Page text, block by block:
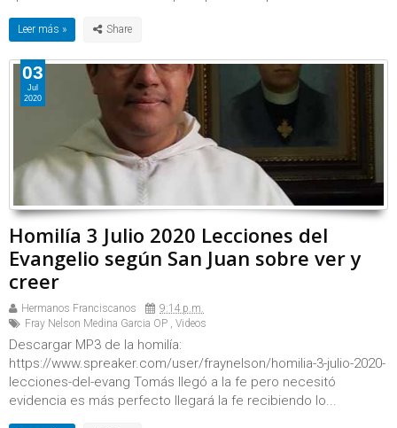
Leer más »
Homilía 3 Julio 2020 Lecciones del
Evangelio según San Juan sobre ver y
creer
Hermanos Franciscanos
9:14 p.m.
Fray Nelson Medina Garcia OP , Videos
Descargar MP3 de la homilía:
https://www.spreaker.com/user/fraynelson/homilia-3-julio-2020-
lecciones-del-evang Tomás llegó a la fe pero necesitó
evidencia es más perfecto llegará la fe recibiendo lo...
03
Jul
2020